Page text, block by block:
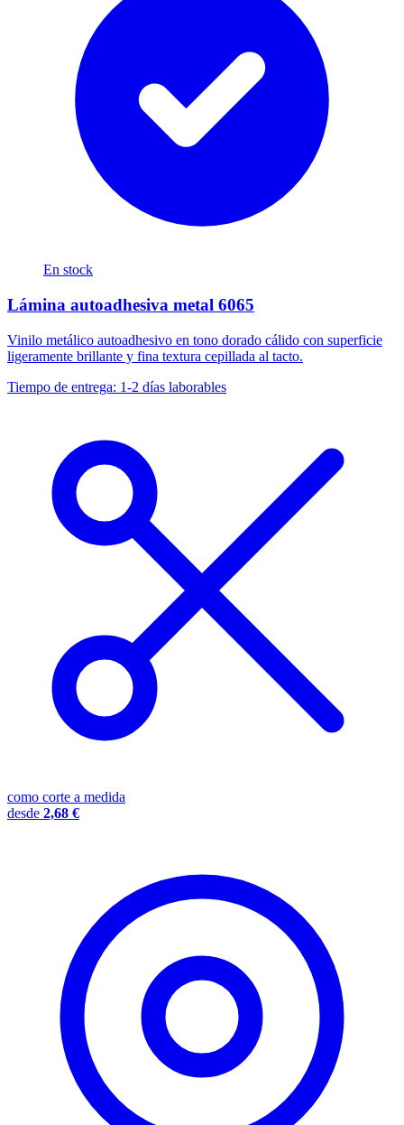
En stock
Lámina autoadhesiva metal 6065
Vinilo metálico autoadhesivo en tono dorado cálido con superficie
ligeramente brillante y fina textura cepillada al tacto.
Tiempo de entrega: 1-2 días laborables
como corte a medida
desde 2,68 €